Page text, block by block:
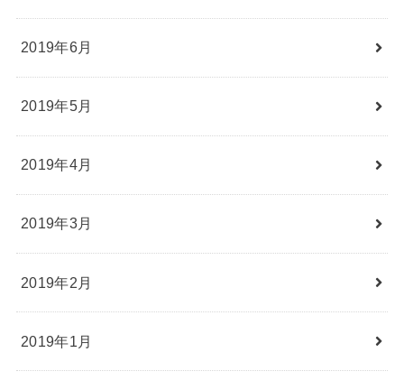
2019年6月
2019年5月
2019年4月
2019年3月
2019年2月
2019年1月